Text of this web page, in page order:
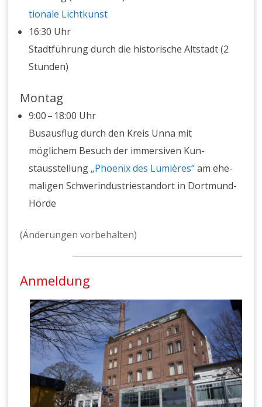
tionale Lichtkun­st
16:30 Uhr
Stadt­führung durch die his­torische Alt­stadt (2
Stun­den)
Montag
9:00 – 18:00 Uhr
Busaus­flug durch den Kreis Unna mit
möglichem Besuch der immer­siv­en Kun­
stausstel­lung „Phoenix des Lumières“am ehe­
ma­li­gen Schw­erindus­tri­e­s­tandort in Dort­mund-
Hörde
(Änderun­gen vor­be­hal­ten)
Anmeldung